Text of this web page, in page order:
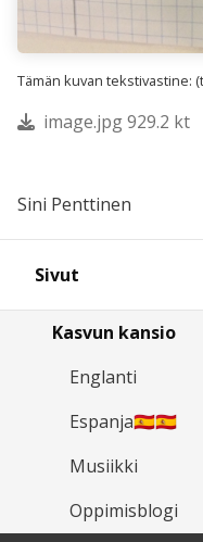
Tämän kuvan tekstivastine:
image.jpg 929.2 kt
Sini Penttinen
Sivut
Kasvun kansio
Englanti
Espanja🇪🇸🇪🇸
Musiikki
Oppimisblogi